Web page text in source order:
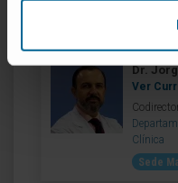
Dr.
Ver
Clínica
Sede